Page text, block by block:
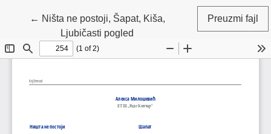
← Povratak na detalje članka
Ništa ne postoji, Šapat, Kiša,
Ljubičasti pogled
Preuzmi fajl